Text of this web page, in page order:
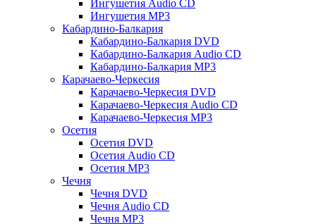
Ингушетия Audio CD
Ингушетия MP3
Кабардино-Балкария
Кабардино-Балкария DVD
Кабардино-Балкария Audio CD
Кабардино-Балкария MP3
Карачаево-Черкесия
Карачаево-Черкесия DVD
Карачаево-Черкесия Audio CD
Карачаево-Черкесия MP3
Осетия
Осетия DVD
Осетия Audio CD
Осетия MP3
Чечня
Чечня DVD
Чечня Audio CD
Чечня MP3